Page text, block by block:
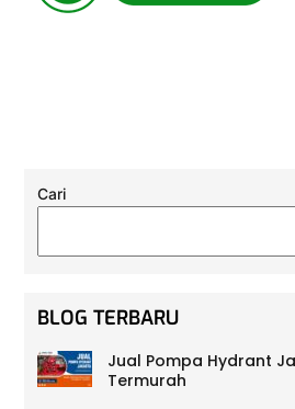
Cari
BLOG TERBARU
Jual Pompa Hydrant
Termurah